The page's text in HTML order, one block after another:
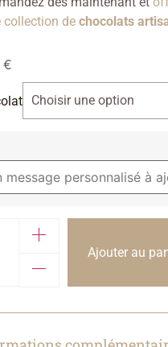
collection de chocolats
€
Ajouter au